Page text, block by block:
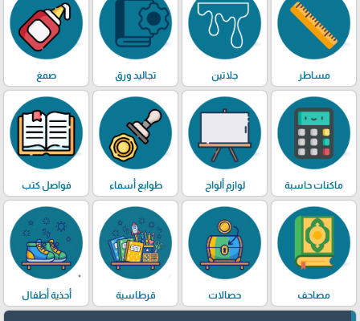
مساطر جلاتين تجاليد ورق صمغ
ماكنات حاسبة لوازم ألواح طوابع أسماء فواصل كتب
مصاحف حصالات قرطاسية أحذية أطفال